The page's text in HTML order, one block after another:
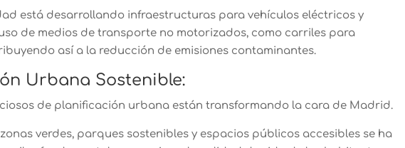
está desarrollando infraestructuras para vehículos eléctricos y
de medios de transporte no motorizados, como carriles para
así a la reducción de emisiones contaminantes.
Urbana Sostenible:
de planificación urbana están transformando la cara de Madrid.
verdes, parques sostenibles y espacios públicos accesibles se ha